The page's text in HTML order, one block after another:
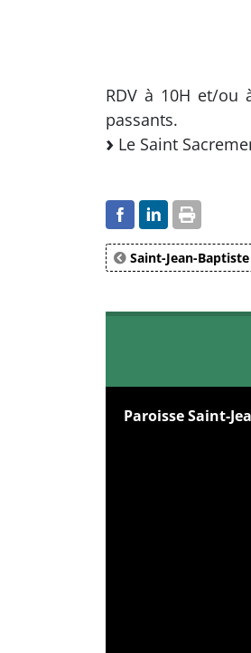
RDV à 10H et/ou
passants.
Le Saint
Saint-Jean-
Paroisse Saint-